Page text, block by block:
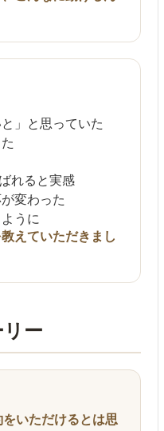
」と思っていた
れると実感
変わった
うに
えていただきまし
ー
をいただけるとは思